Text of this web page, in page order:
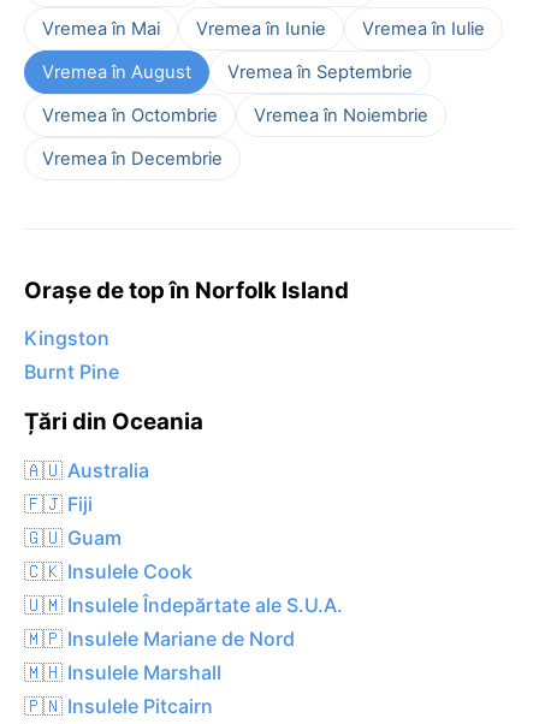
Vremea în Mai Vremea în Iunie
Vremea în Iulie
Vremea în August
Vremea în Septembrie
Vremea în Octombrie
Vremea în Noiembrie
Vremea în Decembrie
Orașe de top în Norfolk Island
Kingston
Burnt Pine
Țări din Oceania
🇦🇺 Australia
🇫🇯 Fiji
🇬🇺 Guam
🇨🇰 Insulele Cook
🇺🇲 Insulele Îndepărtate ale S.U.A.
🇲🇵 Insulele Mariane de Nord
🇲🇭 Insulele Marshall
🇵🇳 Insulele Pitcairn